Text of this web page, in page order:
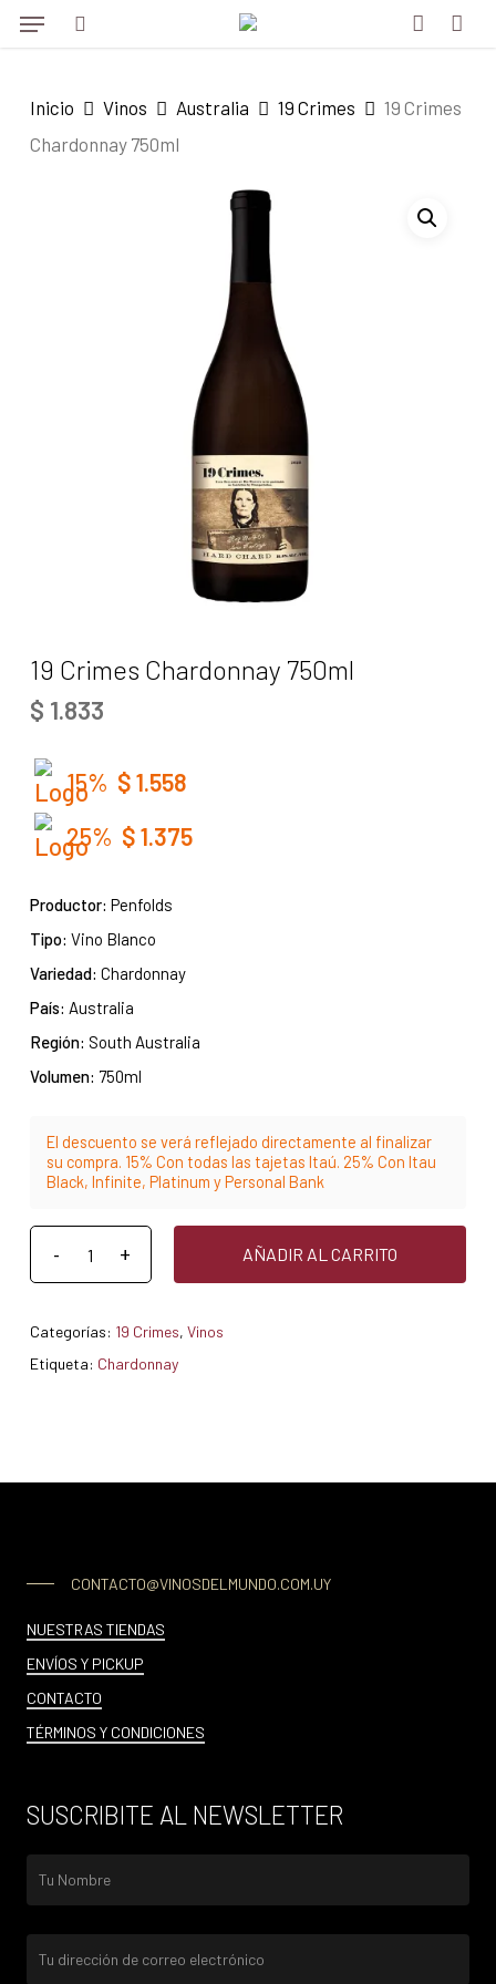
Skip
content
Menu
Inicio Vinos Australia 19 Crimes
19 Crimes
Chardonnay 750ml
19 Crimes Chardonnay 750ml
$ 1.833
15% $1.558
25% $1.375
Productor: Penfolds
Tipo: Vino Blanco
Variedad: Chardonnay
País: Australia
Región: South Australia
Volumen: 750ml
El descuento se verá reflejado directamente al finalizar
su compra. 15% Con todas las tajetas Itaú. 25% Con Itau
Black, Infinite, Platinum y Personal Bank
AÑADIR AL CARRITO
Categorías: 19 Crimes, Vinos
Etiqueta: Chardonnay
CONTACTO@VINOSDELMUNDO.COM.UY
NUESTRAS TIENDAS
ENVÍOS Y PICKUP
CONTACTO
TÉRMINOS Y CONDICIONES
SUSCRIBITE AL NEWSLETTER